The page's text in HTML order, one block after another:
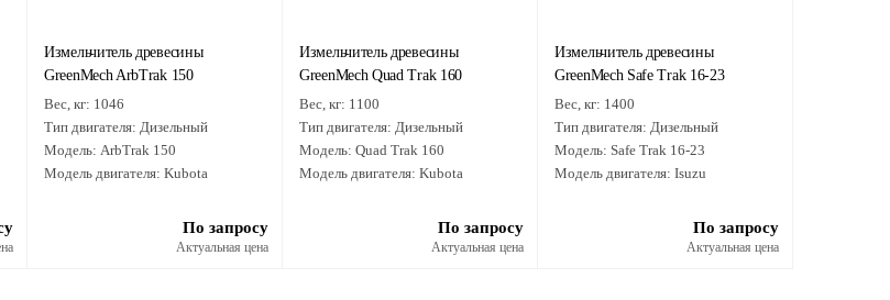
Измельчитель древесины
GreenMech ArbTrak 150
Вес, кг: 1046
Тип двигателя: Дизельный
Модель: ArbTrak 150
Модель двигателя: Kubota
По запросу
Актуальная цена
Измельчитель древесины
GreenMech Quad Trak 160
Вес, кг: 1100
Тип двигателя: Дизельный
Модель: Quad Trak 160
Модель двигателя: Kubota
По запросу
Актуальная цена
Измельчитель древесины
GreenMech Safe Trak 16-23
Вес, кг: 1400
Тип двигателя: Дизельный
Модель: Safe Trak 16-23
Модель двигателя: Isuzu
По запросу
Актуальная цена